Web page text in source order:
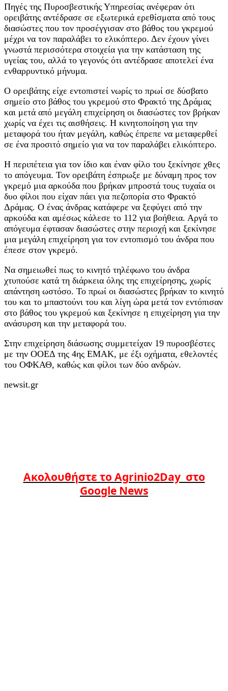
Πηγές της Πυροσβεστικής Υπηρεσίας ανέφεραν ότι
ορειβάτης αντέδρασε σε εξωτερικά ερεθίσματα από τους
διασώστες που τον προσέγγισαν στο βάθος του γκρεμού
μέχρι να τον παραλάβει το ελικόπτερο. Δεν έχουν γίνει
γνωστά περισσότερα στοιχεία για την κατάσταση της
υγείας του, αλλά το γεγονός ότι αντέδρασε αποτελεί ένα
ενθαρρυντικό μήνυμα.
Ο ορειβάτης είχε εντοπιστεί νωρίς το πρωί σε δύσβατο
σημείο στο βάθος του γκρεμού στο Φρακτό της Δράμας
και μετά από μεγάλη επιχείρηση οι διασώστες τον βρήκαν
χωρίς να έχει τις αισθήσεις. Η κινητοποίηση για την
μεταφορά του ήταν μεγάλη, καθώς έπρεπε να μεταφερθεί
σε ένα προσιτό σημείο για να τον παραλάβει ελικόπτερο.
Η περιπέτεια για τον ίδιο και έναν φίλο του ξεκίνησε χθες
το απόγευμα. Τον ορειβάτη έσπρωξε με δύναμη προς τον
γκρεμό μια αρκούδα που βρήκαν μπροστά τους τυχαία οι
δυο φίλοι που είχαν πάει για πεζοπορία στο Φρακτό
Δράμας. Ο ένας άνδρας κατάφερε να ξεφύγει από την
αρκούδα και αμέσως κάλεσε το 112 για βοήθεια. Αργά το
απόγευμα έφτασαν διασώστες στην περιοχή και ξεκίνησε
μια μεγάλη επιχείρηση για τον εντοπισμό του άνδρα που
έπεσε στον γκρεμό.
Να σημειωθεί πως το κινητό τηλέφωνο του άνδρα
χτυπούσε κατά τη διάρκεια όλης της επιχείρησης, χωρίς
απάντηση ωστόσο. Το πρωί οι διασώστες βρήκαν το κινητό
του και το μπαστούνι του και λίγη ώρα μετά τον εντόπισαν
στο βάθος του γκρεμού και ξεκίνησε η επιχείρηση για την
ανάσυρση και την μεταφορά του.
Στην επιχείρηση διάσωσης συμμετείχαν 19 πυροσβέστες
με την ΟΟΕΔ της 4ης ΕΜΑΚ, με έξι οχήματα, εθελοντές
του ΟΦΚΑΘ, καθώς και φίλοι των δύο ανδρών.
newsit.gr
Ακολουθήστε το Agrinio2Day στο
Google News